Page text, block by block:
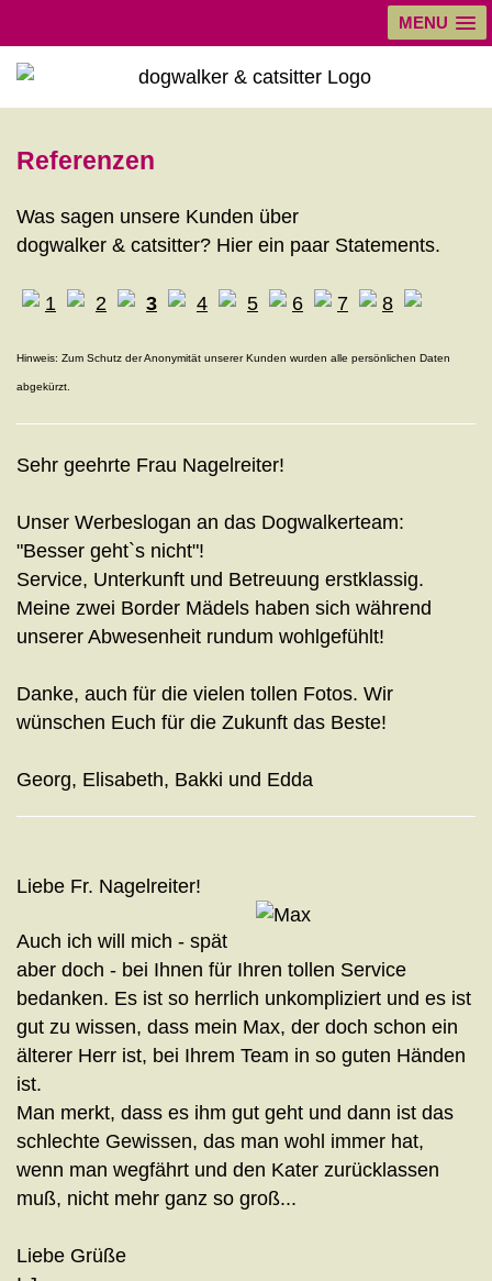
MENU
Referenzen
Was sagen unsere Kunden über
dogwalker & catsitter? Hier ein paar Statements.
1 2 3 4 5 6 7 8
Hinweis: Zum Schutz der Anonymität unserer Kunden wurden alle persönlichen Daten
abgekürzt.
Sehr geehrte Frau Nagelreiter!
Unser Werbeslogan an das Dogwalkerteam:
"Besser geht`s nicht"!
Service, Unterkunft und Betreuung erstklassig.
Meine zwei Border Mädels haben sich während
unserer Abwesenheit rundum wohlgefühlt!
Danke, auch für die vielen tollen Fotos. Wir
wünschen Euch für die Zukunft das Beste!
Georg, Elisabeth, Bakki und Edda
Liebe Fr. Nagelreiter!
Auch ich will mich - spät
aber doch - bei Ihnen für Ihren tollen Service
bedanken. Es ist so herrlich unkompliziert und es ist
gut zu wissen, dass mein Max, der doch schon ein
älterer Herr ist, bei Ihrem Team in so guten Händen
ist.
Man merkt, dass es ihm gut geht und dann ist das
schlechte Gewissen, das man wohl immer hat,
wenn man wegfährt und den Kater zurücklassen
muß, nicht mehr ganz so groß...
Liebe Grüße